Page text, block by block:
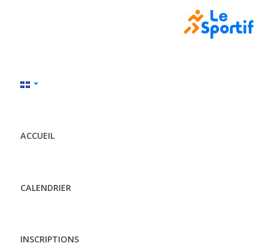
ACCUEIL
CALENDRIER
INSCRIPTIONS